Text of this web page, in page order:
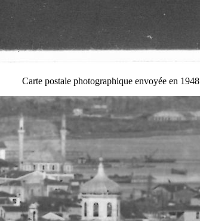
Carte postale photographique envoyée en 1948